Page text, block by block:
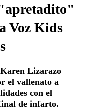
Voz Kids
Lizarazo
el vallenato a
con el
de infarto.